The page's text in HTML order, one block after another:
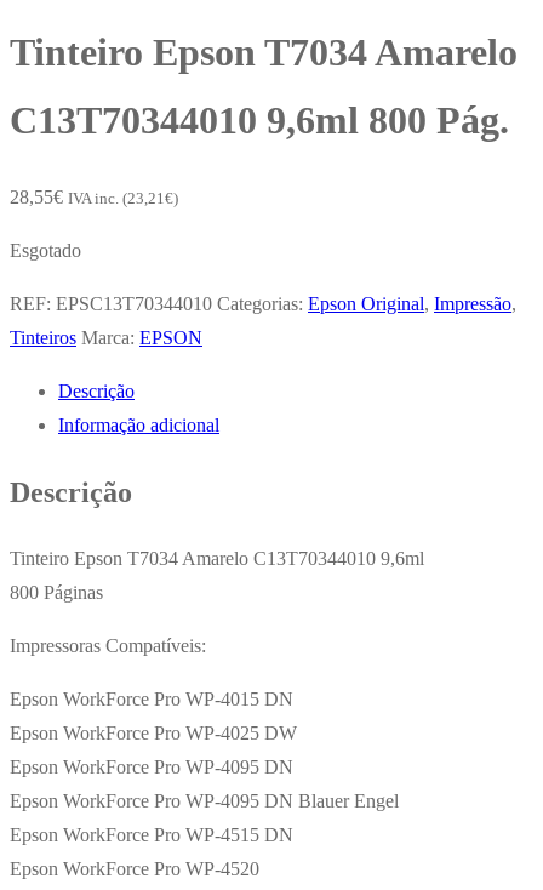
Tinteiro Epson T7034 Amarelo
C13T70344010 9,6ml 800 Pág.
28,55€ IVA inc. (23,21 €)
Esgotado
REF: EPSC13T70344010 Categorias: Epson Original, Impressão,
Tinteiros Marca: EPSON
Descrição
Informação adicional
Descrição
Tinteiro Epson T7034 Amarelo C13T70344010 9,6ml
800 Páginas
Impressoras Compatíveis:
Epson WorkForce Pro WP-4015 DN
Epson WorkForce Pro WP-4025 DW
Epson WorkForce Pro WP-4095 DN
Epson WorkForce Pro WP-4095 DN Blauer Engel
Epson WorkForce Pro WP-4515 DN
Epson WorkForce Pro WP-4520